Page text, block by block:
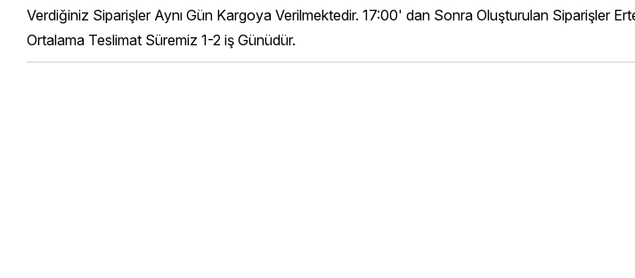
Verdiğiniz Siparişler Aynı Gün Kargoya Verilmektedir. 17:00' dan Sonra Oluşturulan Siparişler
Ortalama Teslimat Süremiz 1-2 iş Günüdür.